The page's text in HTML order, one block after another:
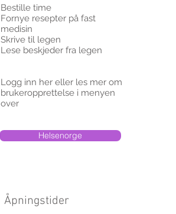
Bestille time
Fornye resepter på fast
medisin
Skrive til legen
Lese beskjeder fra legen
Logg inn her eller les mer om
brukeropprettelse i menyen
over
Helsenorge
Åpningstider